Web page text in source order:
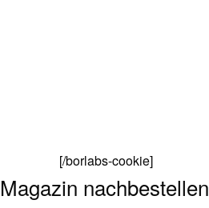
[/borlabs-cookie]
Magazin nachbestellen